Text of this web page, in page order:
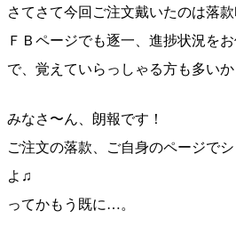
さてさて今回ご注文戴いたのは落款
ＦＢページでも逐一、進捗状況を
で、覚えていらっしゃる方も多いか
みなさ〜ん、朗報です！
ご注文の落款、ご自身のページで
よ♫
ってかもう既に…。